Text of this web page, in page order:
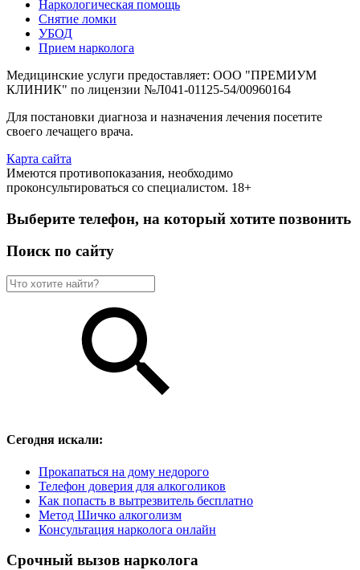
Наркологическая помощь
Снятие ломки
УБОД
Прием нарколога
Медицинские услуги предоставляет: ООО "ПРЕМИУМ
КЛИНИК" по лицензии №Л041-01125-54/00960164
Для постановки диагноза и назначения лечения посетите
своего лечащего врача.
Карта сайта
Имеются противопоказания, необходимо
проконсультироваться со специалистом. 18+
Выберите телефон, на который хотите позвонить
Поиск по сайту
Сегодня искали:
Прокапаться на дому недорого
Телефон доверия для алкоголиков
Как попасть в вытрезвитель бесплатно
Метод Шичко алкоголизм
Консультация нарколога онлайн
Срочный вызов нарколога